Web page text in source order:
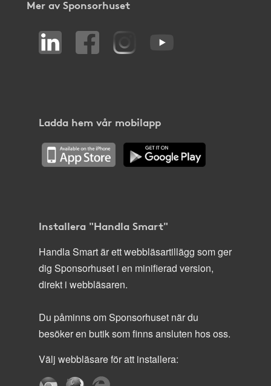
Mer av Sponsorhuset
Ladda hem vår mobilapp
Installera "Handla Smart"
Handla Smart är ett webbläsartillägg som ger
dig Sponsorhuset i en minifierad version,
direkt i webbläsaren.
Du påminns om Sponsorhuset när du
besöker en butik som finns ansluten hos oss.
Välj webbläsare för att installera: